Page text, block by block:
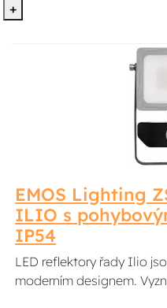
+
EMOS Lighting
ILIO s
IP54
LED reflektory řady Ilio
moderním designem.